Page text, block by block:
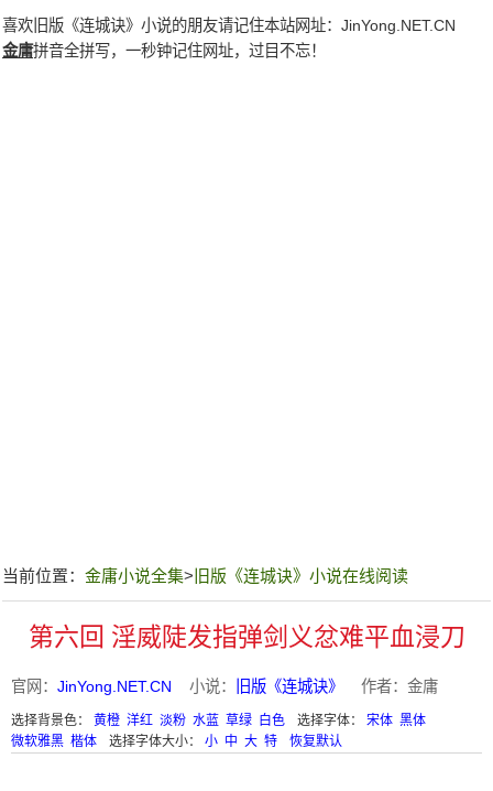
喜欢旧版《连城诀》小说的朋友请记住本站网址： JinYong.NET.CN
金庸拼音全拼写，一秒钟记住网址，过目不忘！
当前位置： 金庸小说全集> 旧版《连城诀》小说在线阅读
第六回 淫威陡发指弹剑义忿难平血浸刀
官网： JinYong.NET.CN 小说： 旧版《连城诀》 作者：金庸
选择背景色： 黄橙 洋红 淡粉 水蓝 草绿 白色 选择字体： 宋体 黑体
微软雅黑 楷体 选择字体大小： 小 中 大 特 恢复默认